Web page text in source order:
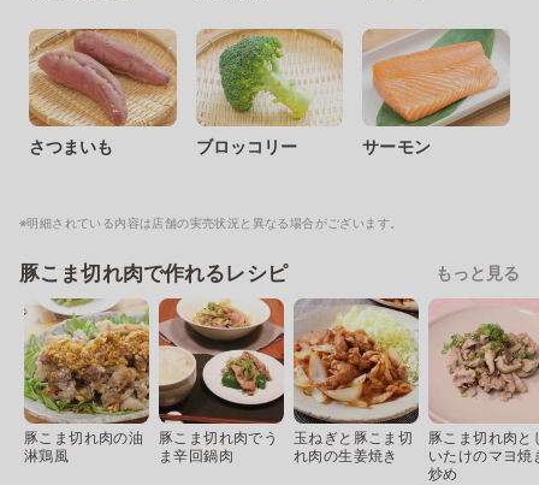
さつまいも ブロッコリー サーモン
※明細されている内容は店舗の実売状況と異なる場合がございます。
豚こま切れ肉で作れるレシピ もっと見る
豚こま切れ肉の油
淋鶏風
豚こま切れ肉でう
ま辛回鍋肉
玉ねぎと豚こま切
れ肉の生姜焼き
豚こま切れ肉と
いたけのマヨ焼
炒め